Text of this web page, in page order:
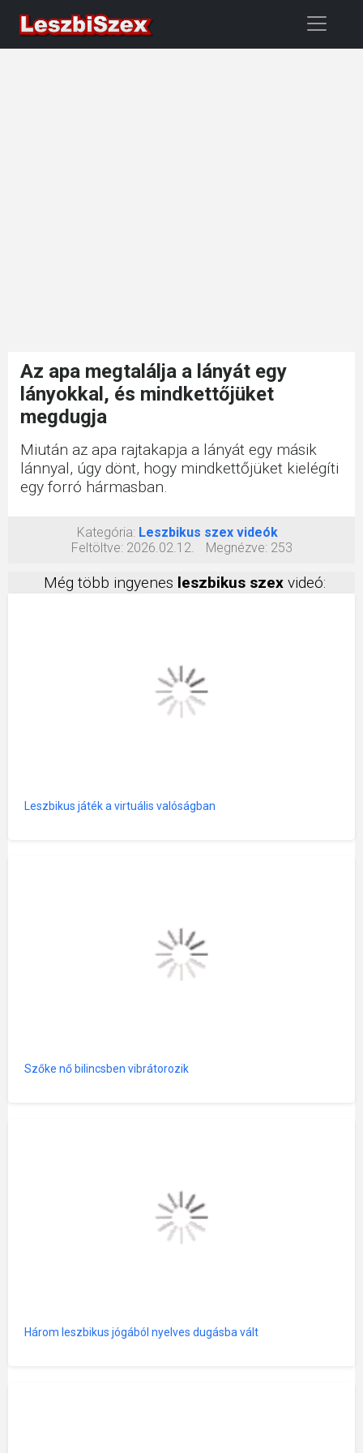
Az apa megtalálja a lányát egy
lányokkal, és mindkettőjüket
megdugja
Miután az apa rajtakapja a lányát egy másik
lánnyal, úgy dönt, hogy mindkettőjüket kielégíti
egy forró hármasban.
Kategória: Leszbikus szex videók
Feltöltve: 2026.02.12. Megnézve: 253
Még több ingyenes leszbikus szex videó:
Leszbikus játék a virtuális valóságban
Szőke nő bilincsben vibrátorozik
Három leszbikus jógából nyelves dugásba vált